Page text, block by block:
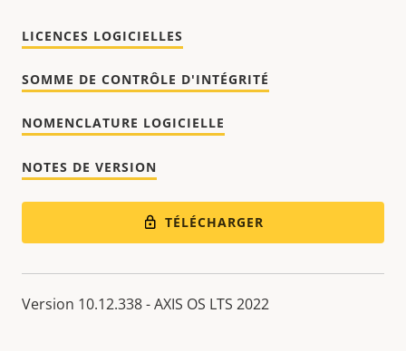
LICENCES LOGICIELLES
SOMME DE CONTRÔLE D'INTÉGRITÉ
NOMENCLATURE LOGICIELLE
NOTES DE VERSION
TÉLÉCHARGER
Version 10.12.338 - AXIS OS LTS 2022